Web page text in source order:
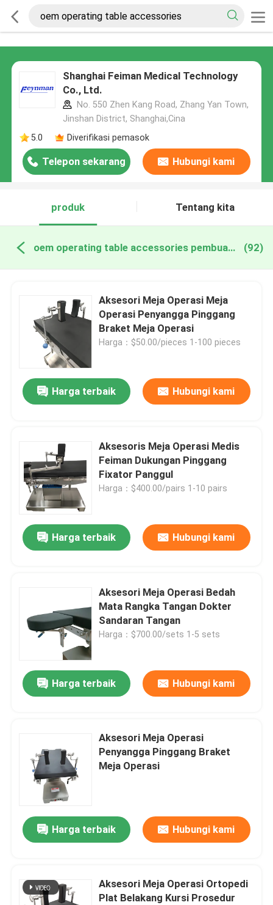
Shanghai Feiman Medical Technology
Co., Ltd.
No. 550 Zhen Kang Road, Zhang Yan Town,
Jinshan District, Shanghai,Cina
5.0
Diverifikasi pemasok
Telepon sekarang Hubungi kami
produk Tentang kita
oem operating table accessories pembuatan online (92)
Aksesori Meja Operasi Meja
Operasi Penyangga Pinggang
Braket Meja Operasi
Harga：$50.00/pieces 1-100 pieces
Harga terbaik Hubungi kami
Aksesoris Meja Operasi Medis
Feiman Dukungan Pinggang
Fixator Panggul
Harga：$400.00/pairs 1-10 pairs
Harga terbaik Hubungi kami
Aksesori Meja Operasi Bedah
Mata Rangka Tangan Dokter
Sandaran Tangan
Harga：$700.00/sets 1-5 sets
Harga terbaik Hubungi kami
Aksesori Meja Operasi
Penyangga Pinggang Braket
Meja Operasi
Harga terbaik Hubungi kami
Aksesori Meja Operasi Ortopedi
Plat Belakang Kursi Prosedur